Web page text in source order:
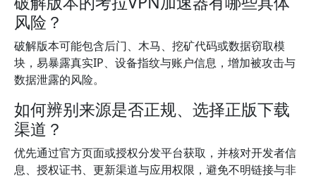
风险？
破解版本可能包含后门、木马、挖矿代码或数据窃取模
块，易暴露真实IP、设备指纹与账户信息，增加被攻击与
数据泄露的风险。
如何辨别来源是否正规、选择正版下载
渠道？
优先通过官方页面或授权分发平台获取，并核对开发者信
息、授权证书、更新渠道与应用权限，避免不明链接与非